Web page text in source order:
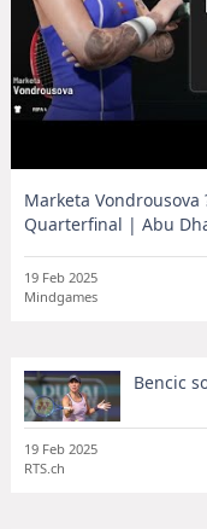
Marketa Vondrousova
Quarterfinal | Abu
19 Feb 2025
Mindgames
Bencic
19 Feb 2025
RTS.ch